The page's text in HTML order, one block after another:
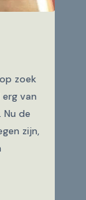
zoek
van
de
zijn,